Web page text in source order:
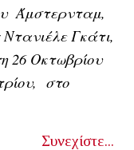
Άμστερνταμ,
Ντανιέλε Γκάτι,
26 Οκτωβρίου
στο
Συνεχίστε...